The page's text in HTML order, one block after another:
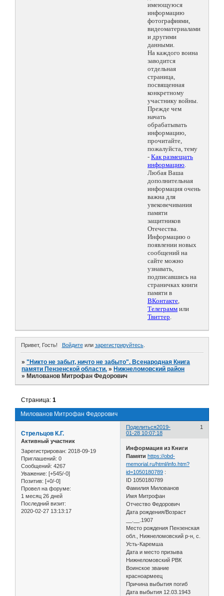
имеющуюся
информацию
фотографиями,
видеоматериалами
и другими
данными.
На каждого воина
заводится
отдельная
страница,
посвященная
конкретному
участнику войны.
Прежде чем
начать
обрабатывать
информацию,
прочитайте,
пожалуйста, тему
- Как размещать
информацию.
Любая Ваша
дополнительная
информация очень
важна для
увековечивания
памяти
защитников
Отечества.
Информацию о
появлении новых
сообщений на
сайте можно
узнавать,
подписавшись на
страничках книги
памяти в
ВКонтакте,
Телеграмм или
Твиттер.
Привет, Гость! Войдитеили зарегистрируйтесь.
»"Никто не забыт, ничто не забыто". Всенародная Книга
памяти Пензенской области. » Нижнеломовский район
» Милованов Митрофан Федорович
Милованов Митрофан Федорович
Страница:1
Поделиться 1
2019-
01-28 10:07:18
Стрельцов К.Г.
Активный участник
Зарегистрирован: 2018-09-19
Приглашений: 0
Сообщений: 4267
Уважение: [+545/-0]
Позитив: [+0/-0]
Провел на форуме:
1 месяц 26 дней
Последний визит:
2020-02-27 13:13:17
Информация из Книги
Памяти https://obd-
memorial.ru/html/info.htm?
id=1050180789 :
ID 1050180789
Фамилия Милованов
Имя Митрофан
Отчество Федорович
Дата рождения/Возраст
__.__.1907
Место рождения Пензенская
обл., Нижнеломовский р-н, с.
Усть-Каремша
Дата и место призыва
Нижнеломовский РВК
Воинское звание
красноармеец
Причина выбытия погиб
Дата выбытия 12.03.1943